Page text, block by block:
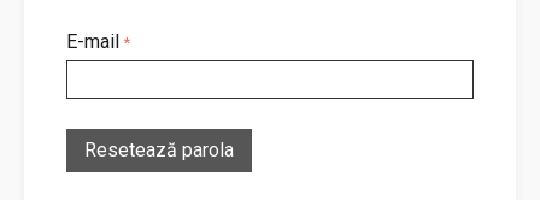
E-mail
Resetează parola